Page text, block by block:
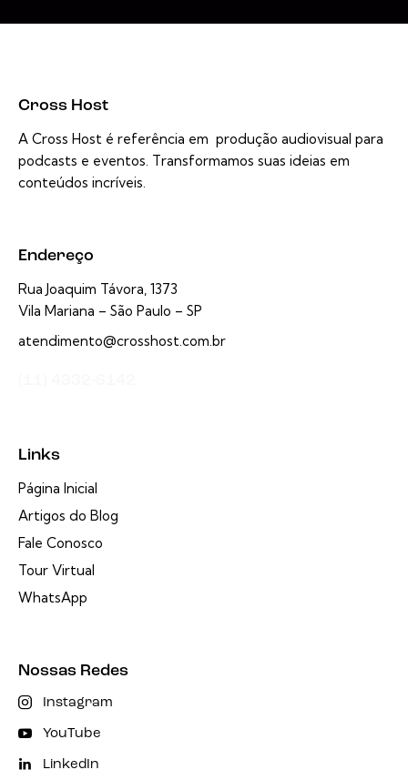
Cross Host
A Cross Host é referência em produção audiovisual para
podcasts e eventos. Transformamos suas ideias em
conteúdos incríveis.
Endereço
Rua Joaquim Távora, 1373
Vila Mariana – São Paulo – SP
atendimento@crosshost.com.br
Links
Página Inicial
Artigos do Blog
Fale Conosco
Tour Virtual
WhatsApp
Nossas Redes
Instagram
YouTube
LinkedIn